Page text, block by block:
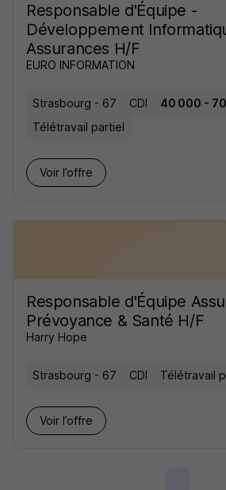
Responsable d'Équipe -
Développement
Assurances H/F
EURO INFORMATION
Strasbourg - 67 CDI
40 000 -
Télétravail partiel
Voir l’offre
Responsable d'Équipe
Prévoyance & Santé H/F
Harry Hope
Strasbourg - 67 CDI Télétravail
Voir l’offre